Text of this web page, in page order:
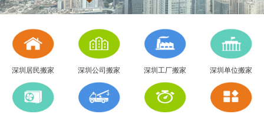
深圳居民搬家 深圳公司搬家 深圳工厂搬家 深圳单位搬家